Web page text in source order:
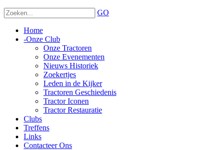
GO
Home
-Onze Club
Onze Tractoren
Onze Evenementen
Nieuws Historiek
Zoekertjes
Leden in de Kijker
Tractoren Geschiedenis
Tractor Iconen
Tractor Restauratie
Clubs
Treffens
Links
Contacteer Ons